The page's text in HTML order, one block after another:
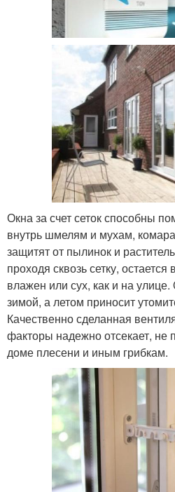
Окна за счет сеток способны
внутрь шмелям и мухам,
защитят от пылинок и
проходя сквозь сетку,
влажен или сух, как и на
зимой, а летом приносит
Качественно сделанная
факторы надежно отсекает, не
доме плесени и иным грибкам.